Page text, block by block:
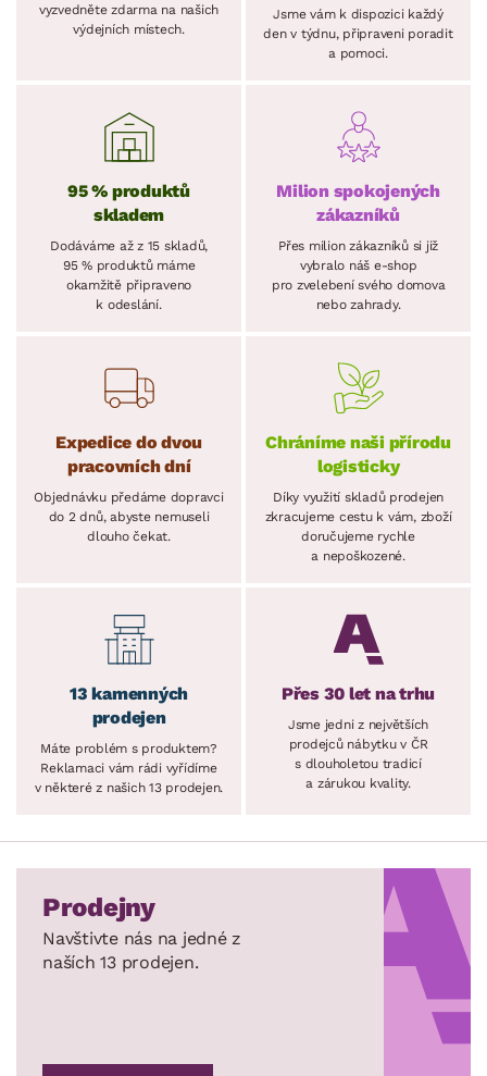
vyzvedněte zdarma na našich
výdejních místech.
Jsme vám k dispozici každý
den v týdnu, připraveni poradit
a pomoci.
95 % produktů
skladem
Dodáváme až z 15 skladů,
95 % produktů máme
okamžitě připraveno
k odeslání.
Milion spokojených
zákazníků
Přes milion zákazníků si již
vybralo náš e-shop
pro zvelebení svého domova
nebo zahrady.
Expedice do dvou
pracovních dní
Objednávku předáme dopravci
do 2 dnů, abyste nemuseli
dlouho čekat.
Chráníme naši přírodu
logisticky
Díky využití skladů prodejen
zkracujeme cestu k vám, zboží
doručujeme rychle
a nepoškozené.
13 kamenných
prodejen
Máte problém s produktem?
Reklamaci vám rádi vyřídíme
v některé z našich 13 prodejen.
Přes 30 let na trhu
Jsme jedni z největších
prodejců nábytku v ČR
s dlouholetou tradicí
a zárukou kvality.
Prodejny
Navštivte nás na jedné z
naších 13 prodejen.